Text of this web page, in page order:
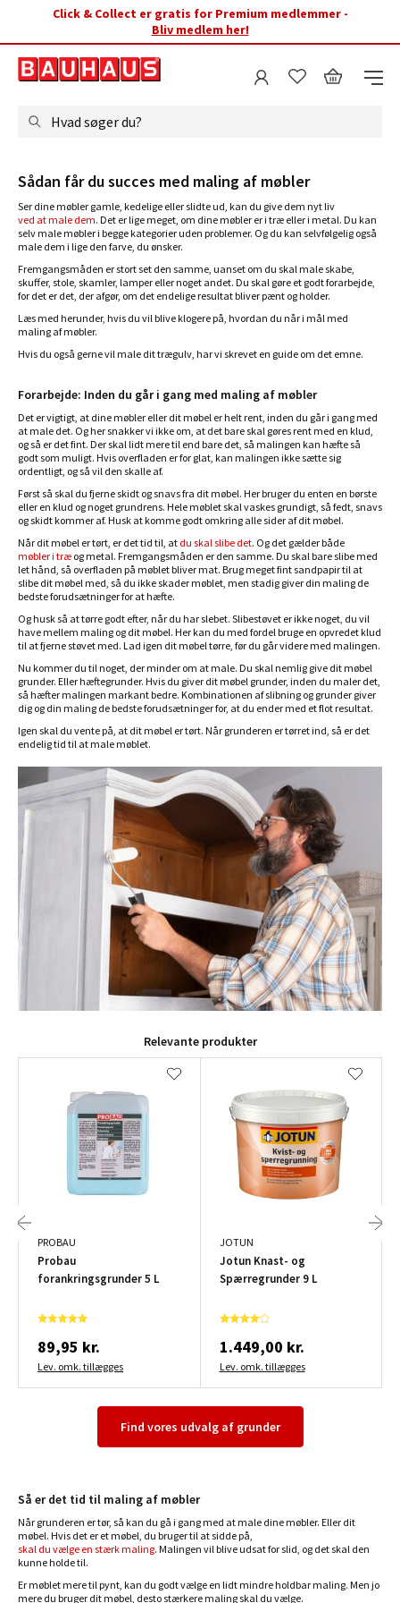
Click & Collect er gratis for Premium medlemmer -
Bliv medlem her!
Hvad søger du?
Sådan får du succes med maling af møbler
Ser dine møbler gamle, kedelige eller slidte ud, kan du give dem nyt liv
ved at male dem. Det er lige meget, om dine møbler er i træ eller i metal. Du kan
selv male møbler i begge kategorier uden problemer. Og du kan selvfølgelig også
male dem i lige den farve, du ønsker.
Fremgangsmåden er stort set den samme, uanset om du skal male skabe,
skuffer, stole, skamler, lamper eller noget andet. Du skal gøre et godt forarbejde,
for det er det, der afgør, om det endelige resultat bliver pænt og holder.
Læs med herunder, hvis du vil blive klogere på, hvordan du når i mål med
maling af møbler.
Hvis du også gerne vil male dit trægulv, har vi skrevet en guide om det emne.
Forarbejde: Inden du går i gang med maling af møbler
Det er vigtigt, at dine møbler eller dit møbel er helt rent, inden du går i gang med
at male det. Og her snakker vi ikke om, at det bare skal gøres rent med en klud,
og så er det fint. Der skal lidt mere til end bare det, så malingen kan hæfte så
godt som muligt. Hvis overfladen er for glat, kan malingen ikke sætte sig
ordentligt, og så vil den skalle af.
Først så skal du fjerne skidt og snavs fra dit møbel. Her bruger du enten en børste
eller en klud og noget grundrens. Hele møblet skal vaskes grundigt, så fedt, snavs
og skidt kommer af. Husk at komme godt omkring alle sider af dit møbel.
Når dit møbel er tørt, er det tid til, at du skal slibe det. Og det gælder både
møbler i træ og metal. Fremgangsmåden er den samme. Du skal bare slibe med
let hånd, så overfladen på møblet bliver mat. Brug meget fint sandpapir til at
slibe dit møbel med, så du ikke skader møblet, men stadig giver din maling de
bedste forudsætninger for at hæfte.
Og husk så at tørre godt efter, når du har slebet. Slibestøvet er ikke noget, du vil
have mellem maling og dit møbel. Her kan du med fordel bruge en opvredet klud
til at fjerne støvet med. Lad igen dit møbel tørre, før du går videre med malingen.
Nu kommer du til noget, der minder om at male. Du skal nemlig give dit møbel
grunder. Eller hæftegrunder. Hvis du giver dit møbel grunder, inden du maler det,
så hæfter malingen markant bedre. Kombinationen af slibning og grunder giver
dig og din maling de bedste forudsætninger for, at du ender med et flot resultat.
Igen skal du vente på, at dit møbel er tørt. Når grunderen er tørret ind, så er det
endelig tid til at male møblet.
Relevante produkter
PROBAU
Probau
forankringsgrunder 5 L
89,95 kr.
Lev. omk. tillægges
JOTUN
Jotun Knast- og
Spærregrunder 9 L
1.449,00 kr.
Lev. omk. tillægges
Find vores udvalg af grunder
Så er det tid til maling af møbler
Når grunderen er tør, så kan du gå i gang med at male dine møbler. Eller dit
møbel. Hvis det er et møbel, du bruger til at sidde på,
skal du vælge en stærk maling. Malingen vil blive udsat for slid, og det skal den
kunne holde til.
Er møblet mere til pynt, kan du godt vælge en lidt mindre holdbar maling. Men jo
mere du bruger dit møbel, desto stærkere maling skal du vælge.